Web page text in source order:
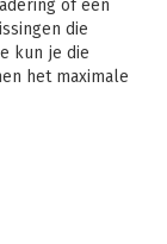
of een
die
kun je die
het maximale
en je
denkt en
Een